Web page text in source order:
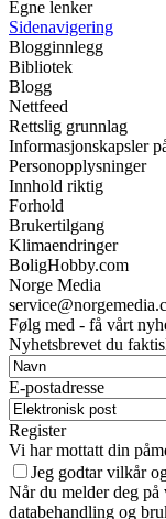
Egne lenker
Sidenavigering
Blogginnlegg
Bibliotek
Blogg
Nettfeed
Rettslig grunnlag
Informasjonskapsler
Personopplysninger
Innhold riktig
Forhold
Brukertilgang
Klimaendringer
BoligHobby.com
Norge Media
Følg med - få vårt
Nyhetsbrevet du
E-postadresse
Register
Vi har mottatt din
Jeg godtar vilkår
Når du melder deg
databehandling og